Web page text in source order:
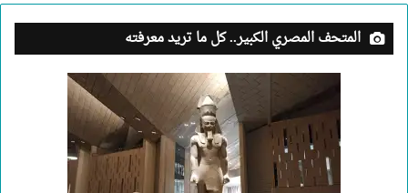
المتحف المصري الكبير.. كل ما تريد معرفته